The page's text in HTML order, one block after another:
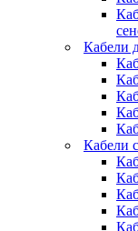
Кабели
Кабели